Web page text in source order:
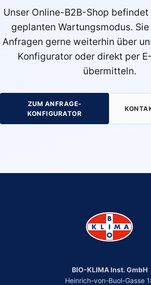
Unser Online-B2B-Shop
geplanten Wartungsmodus.
Anfragen gerne weiterhin über
Konfigurator oder direkt per
übermitteln.
ZUM ANFRAGE-
KONFIGURATOR
BIO-KLIMA Inst. GmbH
Heinrich-von-Buol-Gasse